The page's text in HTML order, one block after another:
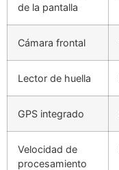
de la pantalla
Cámara frontal
Lector de huella
GPS integrado
Velocidad de
procesamiento